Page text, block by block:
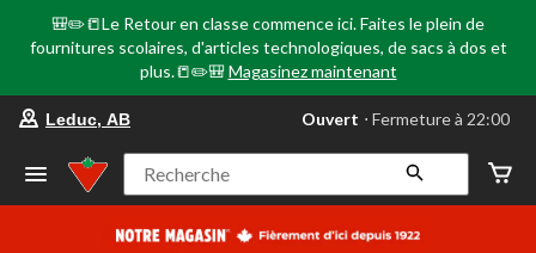
🎒✏️📒Le Retour en classe commence ici. Faites le plein de
fournitures scolaires, d'articles technologiques, de sacs à dos et
plus.📒✏️🎒 Magasinez maintenant
votre
préféré
Leduc,
AB,
courament
Leduc, AB Ouvert ⋅ Fermeture à 22:00
Recherche